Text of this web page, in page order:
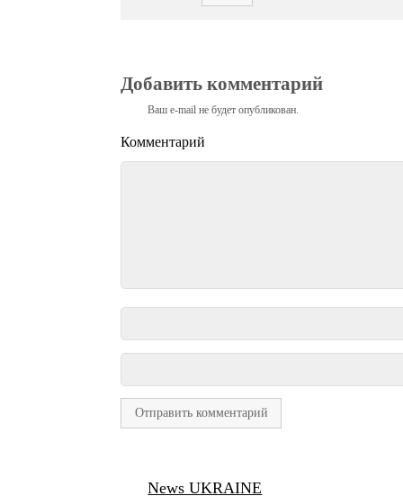
Добавить комментарий
Ваш e-mail не будет опубликован.
Комментарий
News UKRAINE